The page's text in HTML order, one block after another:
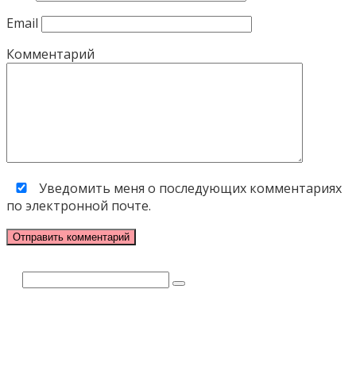
Email
Комментарий
Уведомить меня о последующих комментариях
по электронной почте.
Поиск: